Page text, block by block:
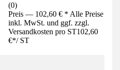
(0)
Preis — 102,60 € * Alle Preise
inkl. MwSt. und ggf. zzgl.
Versandkosten pro ST102,60
€*/ ST